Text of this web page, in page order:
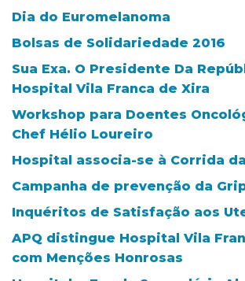
Dia do Euromelanoma
Bolsas de Solidariedade 2016
Sua Exa. O Presidente Da
Hospital Vila Franca de Xira
Workshop para Doentes
Chef Hélio Loureiro
Hospital associa-se à Corrida
Campanha de prevenção da
Inquéritos de Satisfação aos
APQ distingue Hospital Vila
com Menções Honrosas